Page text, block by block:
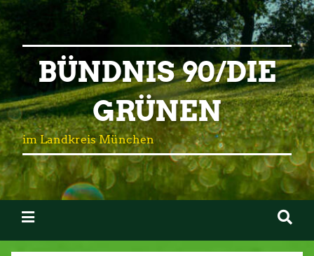
BÜNDNIS 90/DIE
GRÜNEN
im Landkreis München